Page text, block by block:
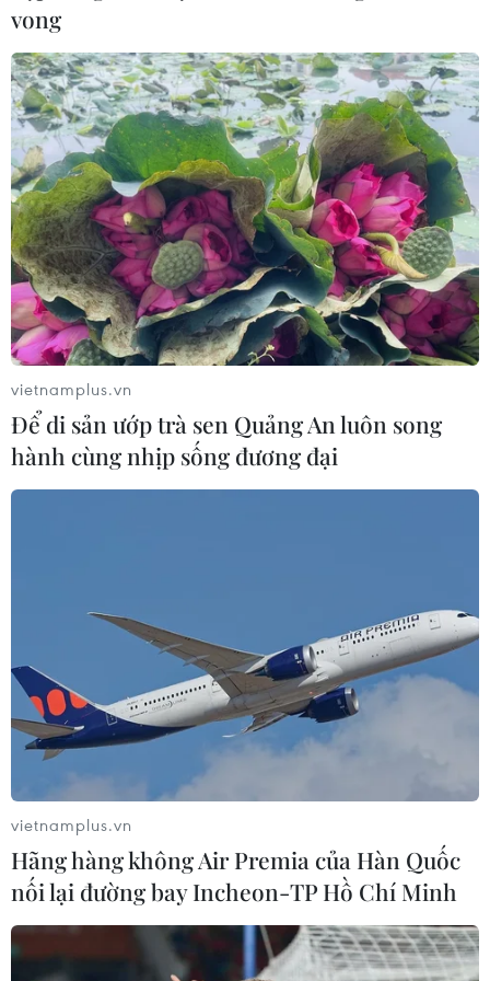
Nam Phi lần đầu thực hiện thủ thuật
đổi màu mắt vĩnh viễn
24/03/2026 06:38
Cho kẹo dẻo vào tủ đông: Trào lưu
ăn vặt thú vị của giới trẻ Hàn Quốc
11/03/2026 10:15
Johatsu: Chuyện về những người
"mất tích tự nguyện" tại Nhật Bản
10/03/2026 04:44
Chuyện hi hữu tại Nhật Bản: 6 học
Anh: Có điều gì đặc biệt trong bữa ăn
trưa Chủ Nhật đắt hàng nhất thế
giới?
13/02/2026 22:08
CƠ QUAN CHỦ QUẢN: THÔNG TẤN XÃ VIỆT NAM
vong
vietnamplus.vn
Để di sản ướp trà sen Quảng An luôn song
hành cùng nhịp sống đương đại
vietnamplus.vn
Hãng hàng không Air Premia của Hàn Quốc
nối lại đường bay Incheon-TP Hồ Chí Minh